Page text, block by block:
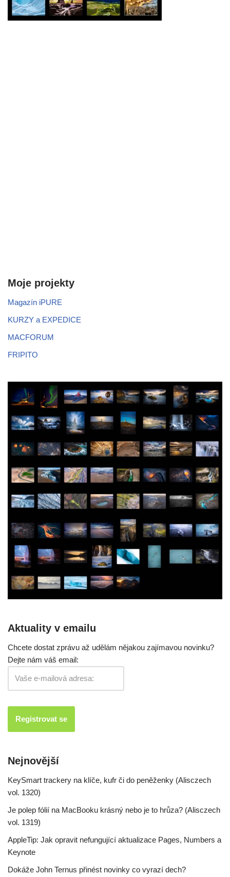
Moje projekty
Magazín iPURE
KURZY a EXPEDICE
MACFORUM
FRIPITO
Aktuality v emailu
Chcete dostat zprávu až udělám nějakou zajímavou novinku?
Dejte nám váš email:
Nejnovější
KeySmart trackery na klíče, kufr či do peněženky (Alisczech
vol. 1320)
Je polep fólií na MacBooku krásný nebo je to hrůza? (Alisczech
vol. 1319)
AppleTip: Jak opravit nefungující aktualizace Pages, Numbers a
Keynote
Dokáže John Ternus přinést novinky co vyrazí dech?